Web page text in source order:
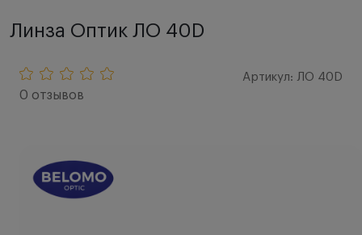
Линза Оптик ЛО 40D
0 отзывов
Артикул: ЛО 40D